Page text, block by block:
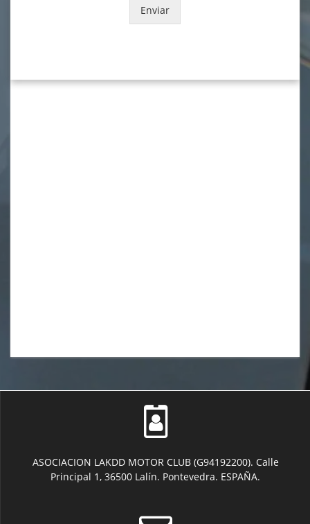
Enviar
ASOCIACION LAKDD MOTOR CLUB (G94192200). Calle
Principal 1, 36500 Lalín. Pontevedra. ESPAÑA.